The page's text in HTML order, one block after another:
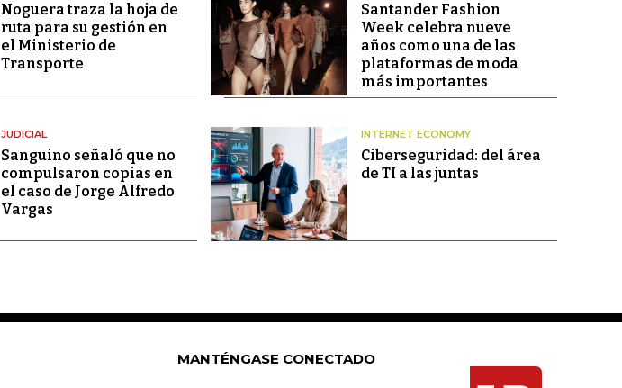
Noguera traza la hoja de
ruta para su gestión en
el Ministerio de
Transporte
Santander Fashion
Week celebra nueve
años como una de las
plataformas de moda
más importantes
JUDICIAL
Sanguino señaló que no
compulsaron copias en
el caso de Jorge Alfredo
Vargas
INTERNET ECONOMY
Ciberseguridad: del área
de TI a las juntas
MANTÉNGASE CONECTADO